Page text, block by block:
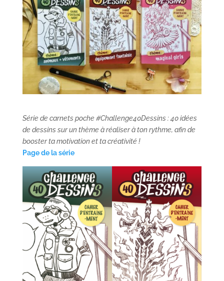
Série de carnets poche #Challenge40Dessins : 40 idées
de dessins sur un thème à réaliser à ton rythme, afin de
booster ta motivation et ta créativité !
Page de la série